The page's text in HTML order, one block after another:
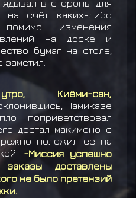
в стороны для
на счёт каких-либо
изменения
на доске и
бумаг на столе,
заметил.
Киёми-сан,
Намиказе
поприветствовал
достал макимоно с
положил её на
-Миссия успешно
доставлены
не было претензий